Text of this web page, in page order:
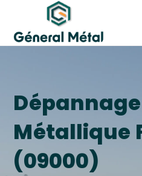
Métallique
(09000)